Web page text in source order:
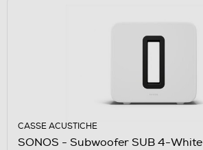
CASSE ACUSTICHE
SONOS - Subwoofer SUB 4-White